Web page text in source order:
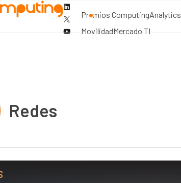
Twitter
Youtube-
Premios ComputingAnalytics
MovilidadMercado TI
Redes